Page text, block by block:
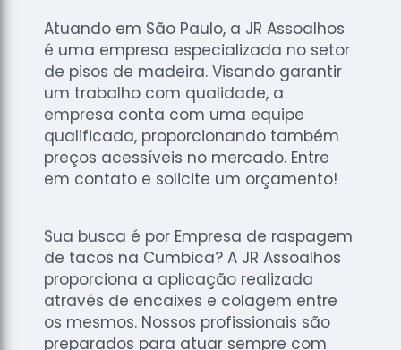
Atuando em São Paulo, a JR Assoalhos
é uma empresa especializada no setor
de pisos de madeira. Visando garantir
um trabalho com qualidade, a
empresa conta com uma equipe
qualificada, proporcionando também
preços acessíveis no mercado. Entre
em contato e solicite um orçamento!
Sua busca é por Empresa de raspagem
de tacos na Cumbica? A JR Assoalhos
proporciona a aplicação realizada
através de encaixes e colagem entre
os mesmos. Nossos profissionais são
preparados para atuar sempre com